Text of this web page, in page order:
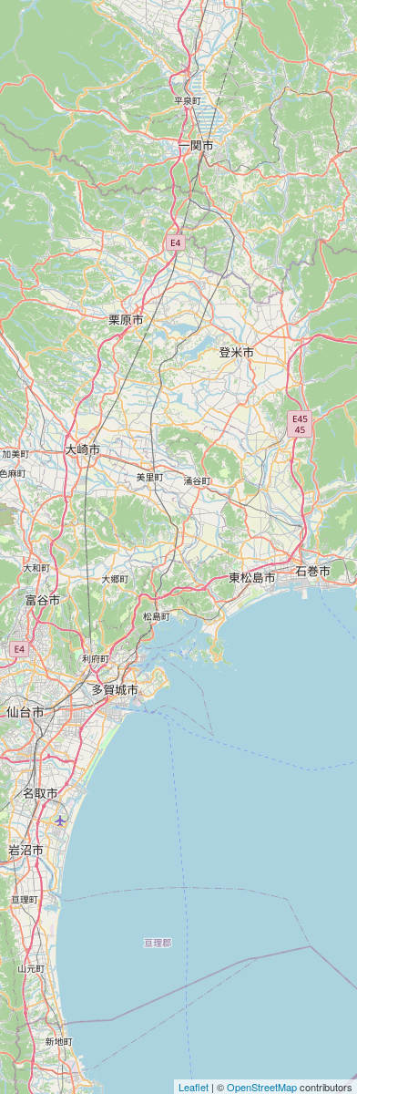
Leaflet | ©OpenStreetMapcontributors